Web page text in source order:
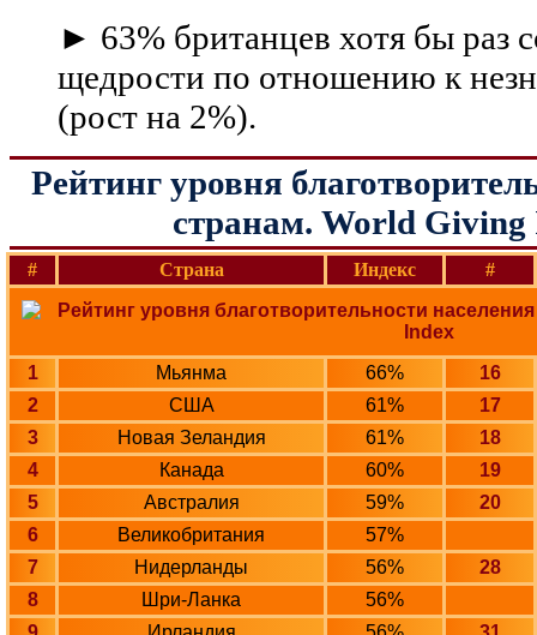
► 63% британцев хотя бы раз
щедрости по отношению к
(рост на 2%).
Рейтинг уровня
странам. World Giving
# Страна Индекс #
1 Мьянма 66%
16
2
США 61%
17
3
Новая Зеландия 61%
18
4
Канада 60%
19
5
Австралия 59%
20
6
Великобритания
57%
7
Нидерланды 56%
28
8
Шри-Ланка
56%